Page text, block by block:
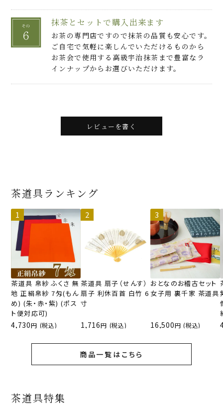
抹茶とセットで購入出来ます
お茶の専門店ですので抹茶の品質も安心です。
ご自宅で気軽に楽しんでいただけるものから
お茶会で使用する高級宇治抹茶まで豊富なラ
インナップからお選びいただけます。
レビューを書く
茶道具ランキング
茶道具 帛紗 ふくさ 無
地 正絹帛紗 7匁(もん
め) (朱・赤・紫) (ポス
ト便対応可)
4,730 (税込)
茶道具 扇子（せんす）
扇子 利休百首 白竹 6
寸
1,716 (税込)
おとなのお稽古セット
女子用 裏千家 茶道具
16,500 (税込)
商品一覧はこちら
茶道具特集